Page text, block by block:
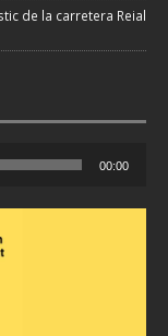
de la carretera Reial
00:00